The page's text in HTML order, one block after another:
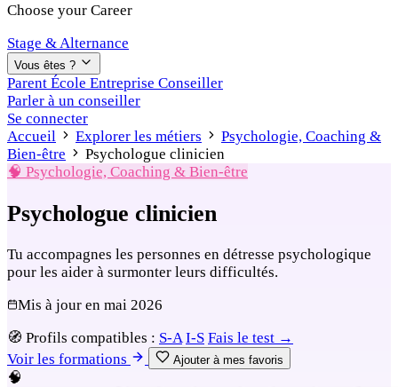
Choose your Career
Stage & Alternance
Vous êtes ?
Parent École Entreprise Conseiller
Parler à un conseiller
Se connecter
Accueil
Explorer les métiers
Psychologie, Coaching &
Bien-être
Psychologue clinicien
🧠 Psychologie, Coaching & Bien-être
Psychologue clinicien
Tu accompagnes les personnes en détresse psychologique
pour les aider à surmonter leurs difficultés.
Mis à jour en mai 2026
🧭 Profils compatibles : S-A I-S Fais le test →
Voir les formations
Ajouter à mes favoris
🧠